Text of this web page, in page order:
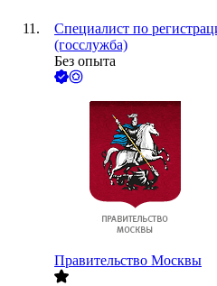
Специалист по
(госслужба)
Без опыта
Правительство Москвы